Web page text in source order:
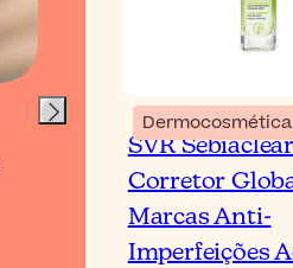
K-
peles
o acne
Dermocosmética
SVR
Corretor
Marcas Anti-
Imperfeições